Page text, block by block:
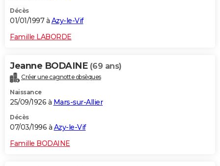
Décès
01/01/1997 à Azy-le-Vif
Famille LABORDE
Jeanne BODAINE (69 ans)
Créer une cagnotte obsèques
Naissance
25/09/1926 à Mars-sur-Allier
Décès
07/03/1996 à Azy-le-Vif
Famille BODAINE